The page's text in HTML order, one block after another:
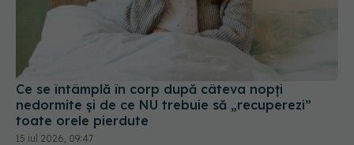
Ce se întâmplă în corp după câteva nopți
nedormite și de ce NU trebuie să „recuperezi”
toate orele pierdute
15 iul 2026, 09:47